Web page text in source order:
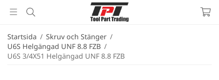
Startsida / Skruv och Stänger /
U6S Helgängad UNF 8.8 FZB /
U6S 3/4X51 Helgängad UNF 8.8 FZB